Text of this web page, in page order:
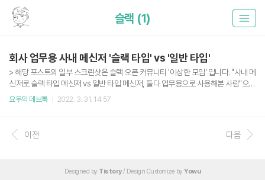
슬랙 (1)
회사 업무용 사내 메신저 '슬랙 타입' vs '일반 타입'
> 해당 포스트의 일부 스크린샷은 슬랙 오픈 커뮤니티 '이상한 모임' 입니다. "사내 메
신저로 슬랙 타입 메신저 vs 일반 타입 메신저, 둘다 업무용으로 사용해본 사람"으로
서 능동적으로 일하기에는 슬랙이 좀 더 낫다라는 전제를 깔고 작성된 글 입니다. 필
다. 각 담당자는 필요한 경우 각 채널에 직접 조인하여 필요한 얘기를 할 수 있다. 반
면 일반 메신저는 어떤 방이 어떻게 생성되어있는지 알기 어렵고, 결국 흔히 말하는
요우의 데브톡 2022. 3. 31. 14:57
이전 다음
Designed by Tistory/ Design Customize by Yowu